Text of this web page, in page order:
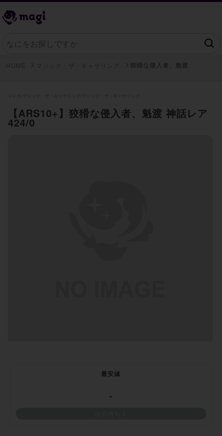
【ARS10+】狡猾な侵入者、魁渡 神話レア
424/0
最安値
-